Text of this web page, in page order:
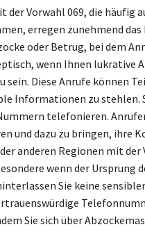
der Vorwahl 069, die häufig
erregen zunehmend das
oder Betrug, bei dem
wenn Ihnen lukrative
sein. Diese Anrufe können
Informationen zu stehlen.
telefonieren.
und dazu zu bringen, ihre
anderen Regionen mit
wenn der Ursprung
Sie keine
Sie sich über